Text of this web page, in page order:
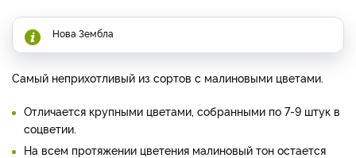
Нова Зембла
Самый неприхотливый из сортов с малиновыми цветами.
Отличается крупными цветами, собранными по 7-9 штук в
соцветии.
На всем протяжении цветения малиновый тон остается